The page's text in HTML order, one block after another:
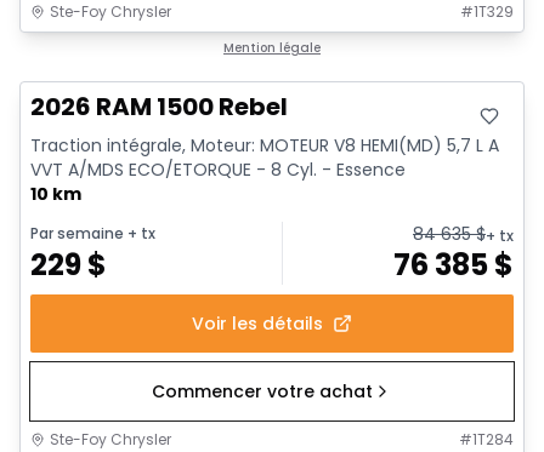
Ste-Foy Chrysler #1T329
Mention légale
2026 RAM 1500 Rebel
Traction intégrale, Moteur: MOTEUR V8 HEMI(MD) 5,7 L A
VVT A/MDS ECO/ETORQUE - 8 Cyl. - Essence
10 km
Par semaine + tx
229$
84 635$+ tx
76 385$
Voir les détails
Commencer votre achat
Ste-Foy Chrysler #1T284